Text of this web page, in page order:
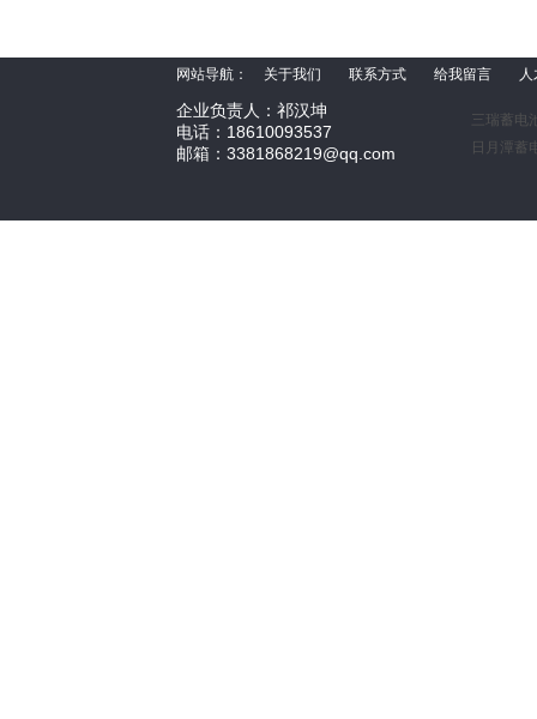
网站导航： 关于我们 联系方式 给我留言
三瑞蓄电
日月潭蓄
企业负责人：祁汉坤
电话：18610093537
邮箱：3381868219@qq.com